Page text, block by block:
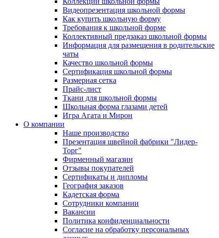
Видеопрезентация школьной формы
Как купить школьную форму
Требования к школьной форме
Коллективный предзаказ школьной формы
Информация для размещения в родительские
чаты
Качество школьной формы
Сертификация школьной формы
Размерная сетка
Прайс-лист
Ткани для школьной формы
Школьная форма глазами детей
Игра Агата и Мирон
О компании
Наше производство
Презентация швейной фабрики "Лидер-
Торг"
Фирменный магазин
Отзывы покупателей
Сертификаты и дипломы
География заказов
Кадетская форма
Сотрудники компании
Вакансии
Политика конфиденциальности
Согласие на обработку персональных